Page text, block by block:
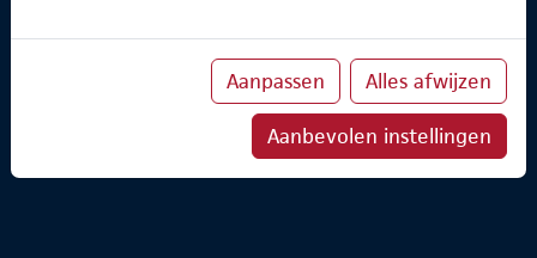
Aanpassen Alles afwijzen
Aanbevolen instellingen